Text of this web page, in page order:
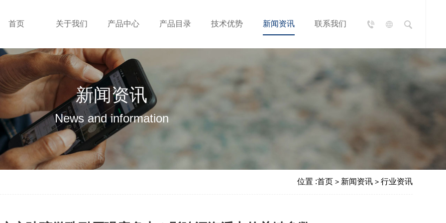
首页 关于我们 产品中心 产品目录 技术优势 新闻资讯 联系我们
新闻资讯
News and information
位置 :首页 > 新闻资讯> 行业资讯